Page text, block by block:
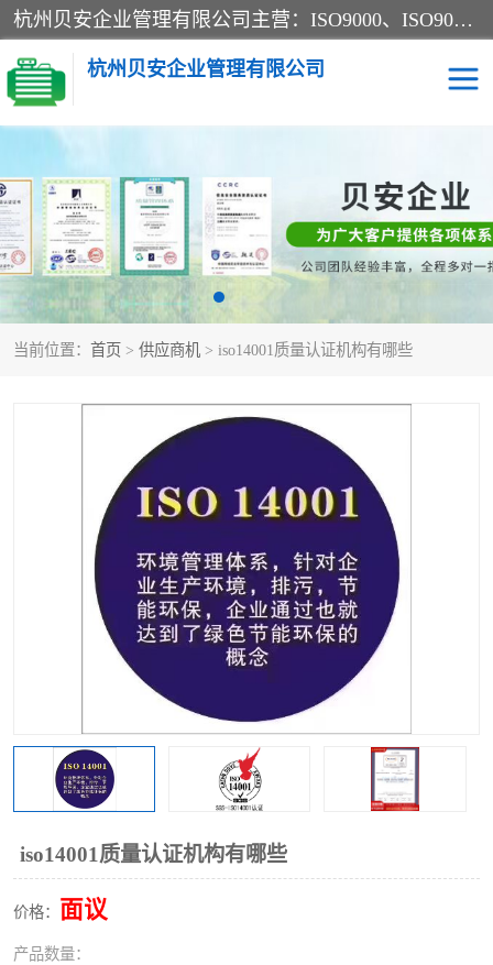
杭州贝安企业管理有限公司主营：ISO9000、ISO9000认证、ISO9001认证、ISO14000认证、ISO14001认证等系列企业认证服务。
杭州贝安企业管理有限公司
当前位置： 首页 > 供应商机 > iso14001质量认证机构有哪些
iso14001质量认证机构有哪些
价格： 面议
产品数量：
CE认证 ISO13485认证
SA认证 CCC认证
OHSAS18001认证
45001认证